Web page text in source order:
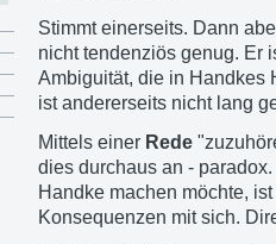
Stimmt einerseits. Dann
nicht tendenziös genug. Er
Ambiguität, die in Handkes
ist andererseits nicht lang
Mittels einer Rede
dies durchaus an -
Handke machen möchte,
Konsequenzen mit sich.